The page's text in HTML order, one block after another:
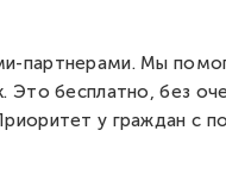
партнерами. Мы
Это бесплатно, без
у граждан с